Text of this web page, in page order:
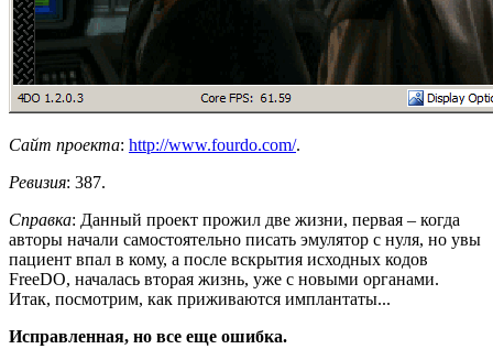
Сайт проекта: http://www.fourdo.com/.
Ревизия: 387.
Справка: Данный проект прожил две жизни, первая – когда
авторы начали самостоятельно писать эмулятор с нуля, но увы
пациент впал в кому, а после вскрытия исходных кодов
FreeDO, началась вторая жизнь, уже с новыми органами.
Итак, посмотрим, как приживаются имплантаты...
Исправленная, но все еще ошибка.